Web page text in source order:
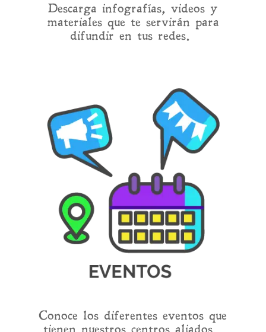
Descarga infografías, videos y
materiales que te servirán para
difundir en tus redes.
Conoce los diferentes eventos que